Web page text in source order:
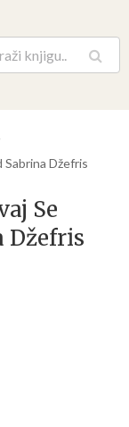
Pretraga
Sabrina Džefris
Se
Džefris